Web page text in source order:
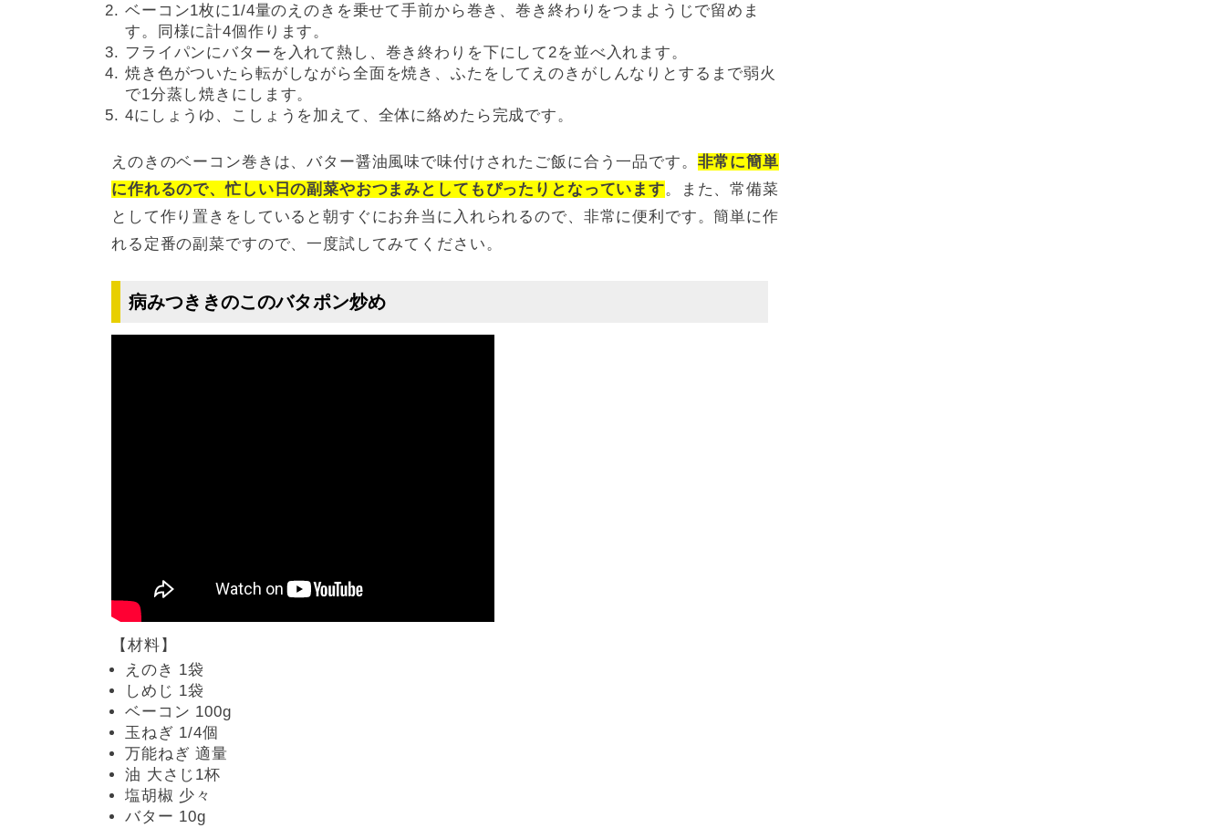
ベーコン1枚に1/4量のえのきを乗せて手前から巻き、巻き終わりをつまようじで留めま
す。同様に計4個作ります。
フライパンにバターを入れて熱し、巻き終わりを下にして2を並べ入れます。
焼き色がついたら転がしながら全面を焼き、ふたをしてえのきがしんなりとするまで弱火
で1分蒸し焼きにします。
4にしょうゆ、こしょうを加えて、全体に絡めたら完成です。
えのきのベーコン巻きは、バター醤油風味で味付けされたご飯に合う一品です。 非常に簡単
に作れるので、忙しい日の副菜やおつまみとしてもぴったりとなっています。また、常備菜
として作り置きをしていると朝すぐにお弁当に入れられるので、非常に便利です。簡単に作
れる定番の副菜ですので、一度試してみてください。
病みつききのこのバタポン炒め
【材料】
えのき 1袋
しめじ 1袋
ベーコン 100g
玉ねぎ 1/4個
万能ねぎ 適量
油 大さじ1杯
塩胡椒 少々
バター 10g